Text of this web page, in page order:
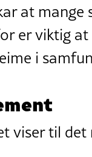
at
er viktig
i
viser til